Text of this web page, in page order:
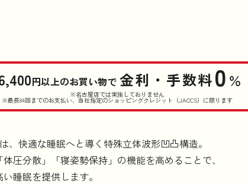
お知らせ
コラム
円以上のお買い物で 金利・手数料0 ％
※名古屋店では実施しておりません
※最長84回までのお支払い、当社指定のショッピングクレジット（JACCS）に限ります
、快適な睡眠へと導く特殊立体波形凹凸構造。
圧分散」「寝姿勢保持」の機能を高めることで、
睡眠を提供します。